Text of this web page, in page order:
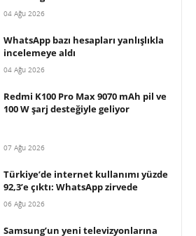
04 Ağu 2026
WhatsApp bazı hesapları yanlışlıkla
incelemeye aldı
04 Ağu 2026
Redmi K100 Pro Max 9070 mAh pil ve
100 W şarj desteğiyle geliyor
07 Ağu 2026
Türkiye’de internet kullanımı yüzde
92,3’e çıktı: WhatsApp zirvede
06 Ağu 2026
Samsung’un yeni televizyonlarına